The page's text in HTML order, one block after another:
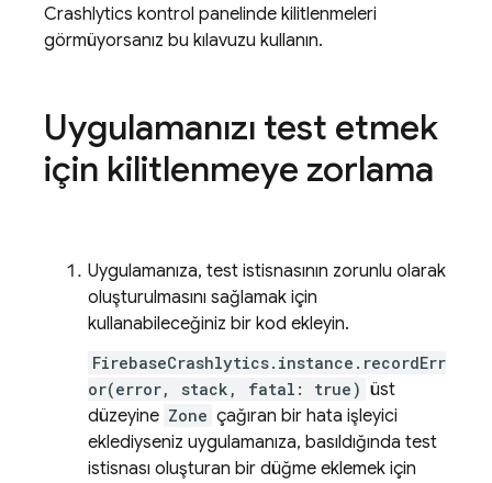
Crashlytics kontrol panelinde kilitlenmeleri
görmüyorsanız bu kılavuzu kullanın.
Uygulamanızı test etmek
için kilitlenmeye zorlama
Uygulamanıza, test istisnasının zorunlu olarak
oluşturulmasını sağlamak için
kullanabileceğiniz bir kod ekleyin.
FirebaseCrashlytics.instance.recordErr
or(error, stack, fatal: true) üst
düzeyine Zone çağıran bir hata işleyici
eklediyseniz uygulamanıza, basıldığında test
istisnası oluşturan bir düğme eklemek için